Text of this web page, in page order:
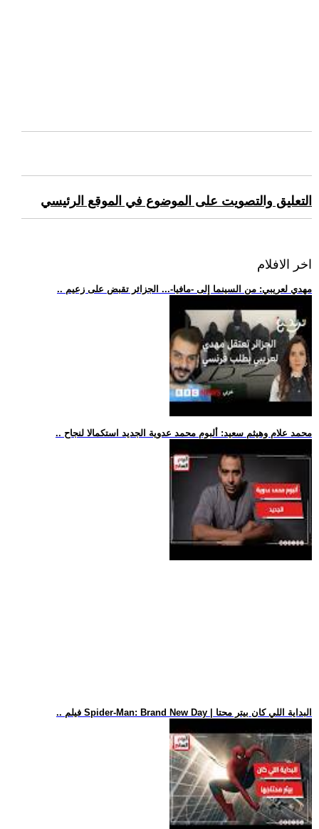
التعليق والتصويت على الموضوع في الموقع الرئيسي
اخر الافلام
.. مهدي لعريبي: من السينما إلى -مافيا-... الجزائر تقبض على زعيم
.. محمد علام وهيثم سعيد: ألبوم محمد عدوية الجديد استكمالا لنجاح
.. فيلم Spider-Man: Brand New Day | البداية اللي كان بيتر محتا